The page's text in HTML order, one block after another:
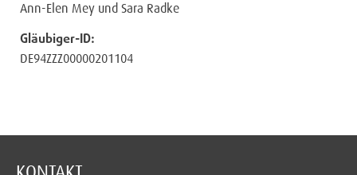
Ann-Elen Mey und Sara Radke
Gläubiger-ID:
DE94ZZZ00000201104